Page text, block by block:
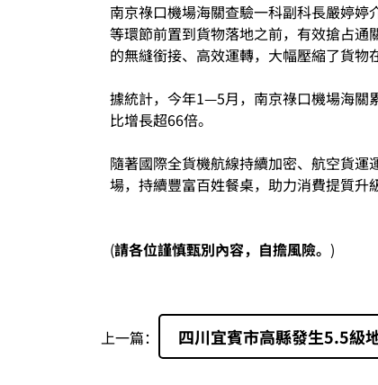
南京祿口機場海關查驗一科副科長嚴婷
等環節前置到貨物落地之前，有效搶占
的無縫銜接、高效運轉，大幅壓縮了貨物
據統計，今年1—5月，南京祿口機場海關
比增長超66倍。
隨著國際全貨機航線持續加密、航空貨
場，持續豐富百姓餐桌，助力消費提質升
(請各位謹慎甄別內容，自擔風險。 )
上一篇： 四川宜賓市高縣發生5.5級